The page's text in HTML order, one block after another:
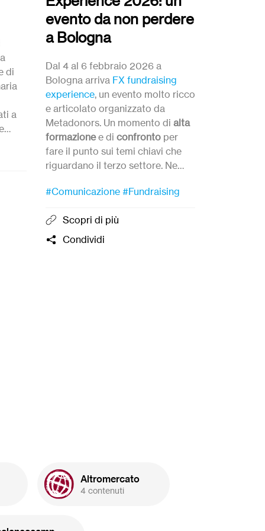
di
a
evento da non perdere
a Bologna
Dal 4 al 6 febbraio 2026 a
Bologna arriva FX fundraising
experience, un evento molto ricco
e articolato organizzato da
Metadonors. Un momento di alta
formazionee di confronto per
fare il punto sui temi chiavi che
riguardano il terzo settore. Ne
Impact Partnership Developer per
#Comunicazione #Fundraising
Scopri di più
Condividi
Altromercato
4 contenuti